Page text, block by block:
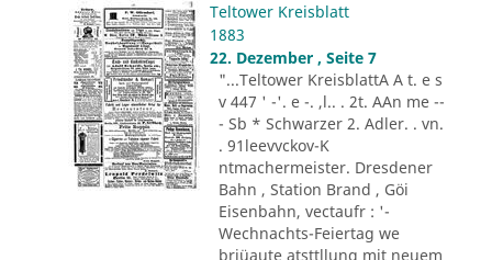
Teltower Kreisblatt
1883
22. Dezember , Seite 7
"...Teltower KreisblattA A t. e s
v 447 ' -'. e -. ,l.. . 2t. AAn me --
- Sb * Schwarzer 2. Adler. . vn.
. 91leevvckov-K
ntmachermeister. Dresdener
Bahn , Station Brand , Göi
Eisenbahn, vectaufr : '-
Wechnachts-Feiertag we
briüaute atsttllung mit neuem